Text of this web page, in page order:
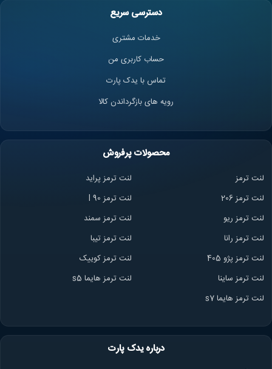
دسترسی سریع
خدمات مشتری
حساب کاربری من
تماس با یدک پارت
رویه های بازگرداندن کالا
محصولات پرفروش
لنت ترمز
لنت ترمز پراید
لنت ترمز 206
لنت ترمز l 90
لنت ترمز ریو
لنت ترمز سمند
لنت ترمز رانا
لنت ترمز تیبا
لنت ترمز پژو 405
لنت ترمز کوییک
لنت ترمز ساینا
لنت ترمز هایما s5
لنت ترمز هایما s7
درباره یدک پارت